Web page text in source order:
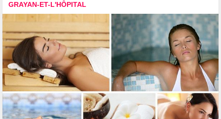
GRAYAN-ET-L'HÔPITAL